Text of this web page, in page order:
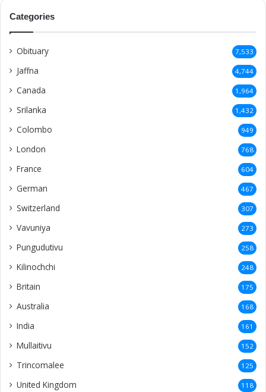
Categories
Obituary 7,533
Jaffna 4,744
Canada 1,964
Srilanka 1,432
Colombo 949
London 768
France 604
German 467
Switzerland 307
Vavuniya 273
Pungudutivu 258
Kilinochchi 248
Britain 175
Australia 168
India 161
Mullaitivu 152
Trincomalee 125
United Kingdom 118